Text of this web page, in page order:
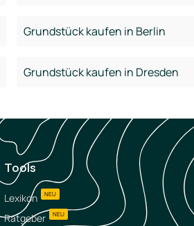
Grundstück kaufen in Berlin
Grundstück kaufen in Dresden
Tools
Lexikon NEU
Ratgeber NEU